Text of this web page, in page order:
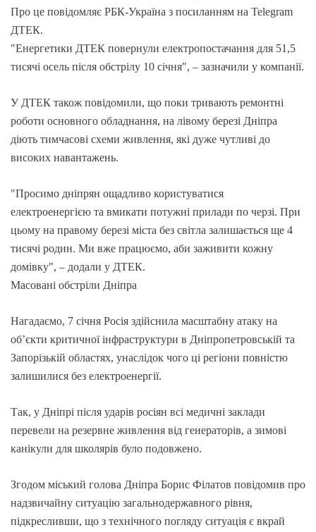
Про це повідомляє РБК-Україна з посиланням на Telegram
ДТЕК.
"Енергетики ДТЕК повернули електропостачання для 51,5
тисячі осель після обстрілу 10 січня", – зазначили у компанії.
У ДТЕК також повідомили, що поки тривають ремонтні
роботи основного обладнання, на лівому березі Дніпра
діють тимчасові схеми живлення, які дуже чутливі до
високих навантажень.
"Просимо дніпрян ощадливо користуватися
електроенергією та вмикати потужні прилади по черзі. При
цьому на правому березі міста без світла залишається ще 4
тисячі родин. Ми вже працюємо, аби заживити кожну
домівку", – додали у ДТЕК.
Масовані обстріли Дніпра
Нагадаємо, 7 січня Росія здійснила масштабну атаку на
об’єкти критичної інфраструктури в Дніпропетровській та
Запорізькій областях, унаслідок чого ці регіони повністю
залишилися без електроенергії.
Так, у Дніпрі після ударів росіян всі медичні заклади
перевели на резервне живлення від генераторів, а зимові
канікули для школярів було подовжено.
Згодом міський голова Дніпра Борис Філатов повідомив про
надзвичайну ситуацію загальнодержавного рівня,
підкресливши, що з технічного погляду ситуація є вкрай